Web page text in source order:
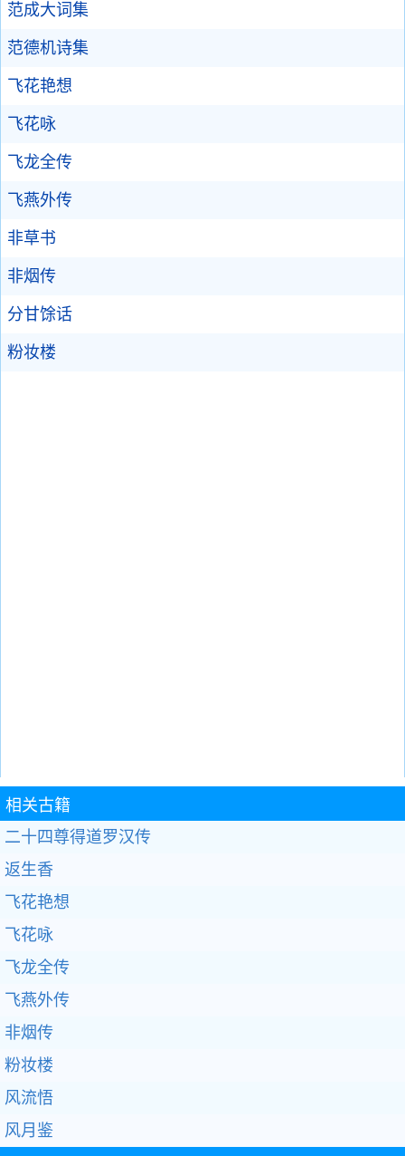
范成大词集
范德机诗集
飞花艳想
飞花咏
飞龙全传
飞燕外传
非草书
非烟传
分甘馀话
粉妆楼
相关古籍
二十四尊得道罗汉传
返生香
飞花艳想
飞花咏
飞龙全传
飞燕外传
非烟传
粉妆楼
风流悟
风月鉴